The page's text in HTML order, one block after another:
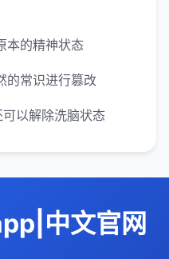
本的精神状态
的常识进行篡改
以解除洗脑状态
中文官网